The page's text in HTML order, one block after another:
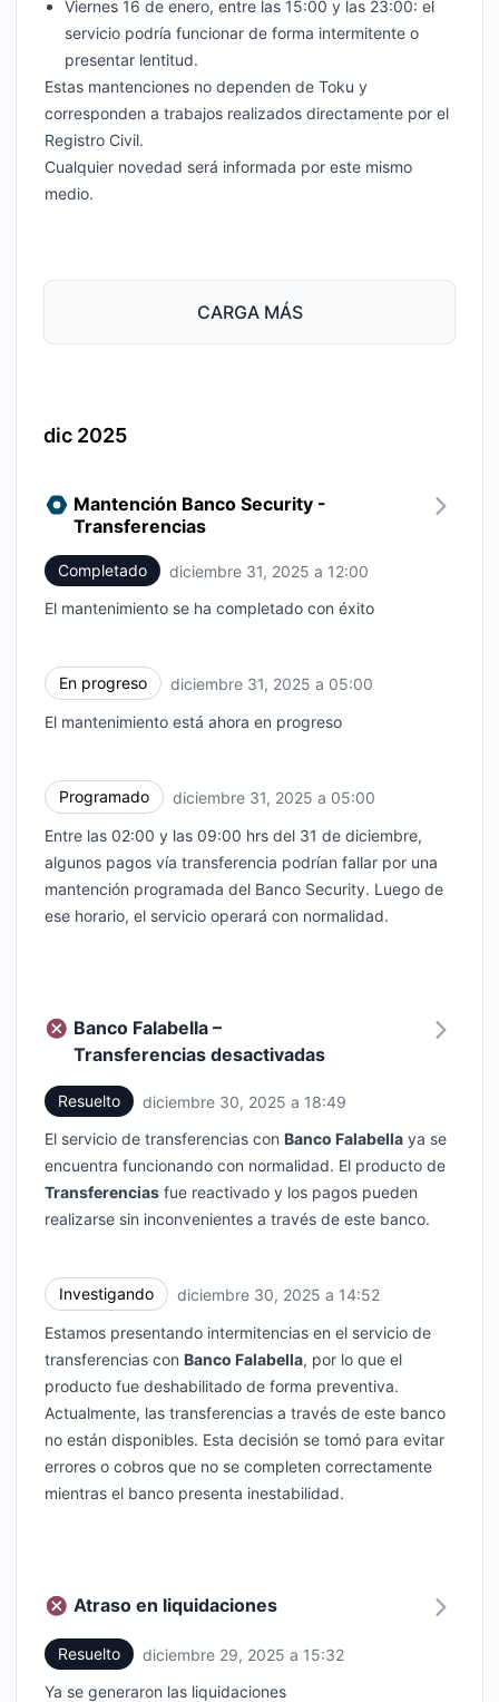
Viernes 16 de enero, entre las 15:00 y las 23:00: el
servicio podría funcionar de forma intermitente o
presentar lentitud.
Estas mantenciones no dependen de Toku y
corresponden a trabajos realizados directamente por el
Registro Civil.
Cualquier novedad será informada por este mismo
medio.
CARGA MÁS
dic 2025
Mantención Banco Security -
Transferencias
Completado diciembre 31, 2025 a 12:00
El mantenimiento se ha completado con éxito
En progreso diciembre 31, 2025 a 05:00
El mantenimiento está ahora en progreso
Programado diciembre 31, 2025 a 05:00
Entre las 02:00 y las 09:00 hrs del 31 de diciembre,
algunos pagos vía transferencia podrían fallar por una
mantención programada del Banco Security. Luego de
ese horario, el servicio operará con normalidad.
Banco Falabella –
Transferencias desactivadas
Resuelto diciembre 30, 2025 a 18:49
El servicio de transferencias con Banco Falabella ya se
encuentra funcionando con normalidad. El producto de
Transferencias fue reactivado y los pagos pueden
realizarse sin inconvenientes a través de este banco.
Investigando diciembre 30, 2025 a 14:52
Estamos presentando intermitencias en el servicio de
transferencias con Banco Falabella, por lo que el
producto fue deshabilitado de forma preventiva.
Actualmente, las transferencias a través de este banco
no están disponibles. Esta decisión se tomó para evitar
errores o cobros que no se completen correctamente
mientras el banco presenta inestabilidad.
Atraso en liquidaciones
Resuelto diciembre 29, 2025 a 15:32
Ya se generaron las liquidaciones